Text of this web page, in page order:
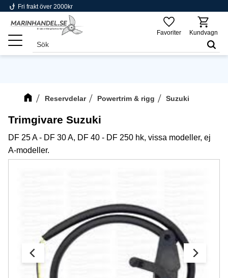
Meny
phishing Fri frakt över 2000kr
Favoriter Kundvagn
Reservdelar Powertrim & rigg Suzuki
Trimgivare Suzuki
DF 25 A - DF 30 A, DF 40 - DF 250 hk, vissa modeller, ej
A-modeller.